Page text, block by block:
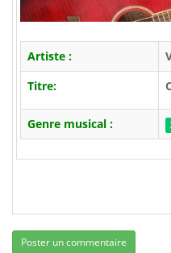
Artiste :
Titre:
Genre musical :
Poster un commentaire